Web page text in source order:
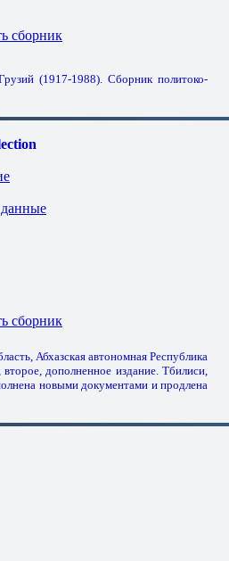
сборник
(1917-1988). Сборник политоко-
сборник
Абхазская автономная Республика
дополненное издание. Тбилиси,
новыми документами и продлена